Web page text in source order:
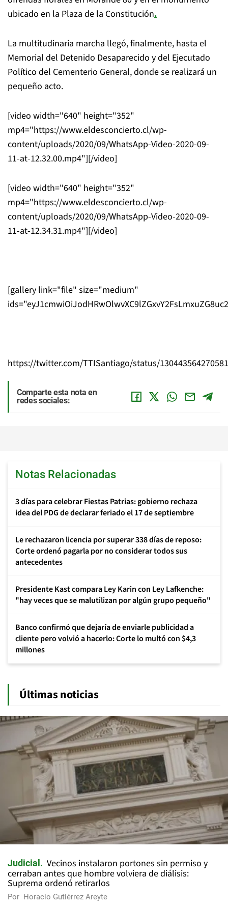
ubicado en la Plaza de la Constitución.
La multitudinaria marcha llegó, finalmente, hasta el
Memorial del Detenido Desaparecido y del Ejecutado
Político del Cementerio General, donde se realizará un
pequeño acto.
[video width="640" height="352"
mp4="https://www.eldesconcierto.cl/wp-
content/uploads/2020/09/WhatsApp-Video-2020-09-
11-at-12.32.00.mp4"][/video]
[video width="640" height="352"
mp4="https://www.eldesconcierto.cl/wp-
content/uploads/2020/09/WhatsApp-Video-2020-09-
11-at-12.34.31.mp4"][/video]
[gallery link="file" size="medium"
https://twitter.com/TTISantiago/status/
Comparte esta nota en
redes sociales:
Notas Relacionadas
3 días para celebrar Fiestas Patrias: gobierno rechaza
idea del PDG de declarar feriado el 17 de septiembre
Le rechazaron licencia por superar 338 días de reposo:
Corte ordenó pagarla por no considerar todos sus
antecedentes
Presidente Kast compara Ley Karin con Ley Lafkenche:
"hay veces que se malutilizan por algún grupo pequeño"
Banco confirmó que dejaría de enviarle publicidad a
cliente pero volvió a hacerlo: Corte lo multó con $4,3
millones
Últimas noticias
Judicial
Vecinos instalaron portones sin permiso y
cerraban antes que hombre volviera de diálisis:
Suprema ordenó retirarlos
Por Horacio Gutiérrez Areyte